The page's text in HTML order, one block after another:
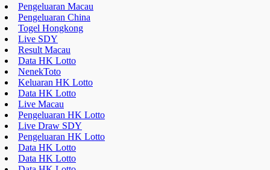
Pengeluaran Macau
Pengeluaran China
Togel Hongkong
Live SDY
Result Macau
Data HK Lotto
NenekToto
Keluaran HK Lotto
Data HK Lotto
Live Macau
Pengeluaran HK Lotto
Live Draw SDY
Pengeluaran HK Lotto
Data HK Lotto
Data HK Lotto